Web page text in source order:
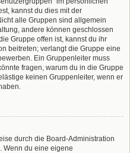
kannst du dies mit der
alle Gruppen sind allgemein
andere können geschlossen
Gruppe offen ist, kannst du ihr
beitreten; verlangt die Gruppe eine
Ein Gruppenleiter muss
fragen, warum du in die Gruppe
keinen Gruppenleiter, wenn er
durch die Board-Administration
Wenn du eine eigene